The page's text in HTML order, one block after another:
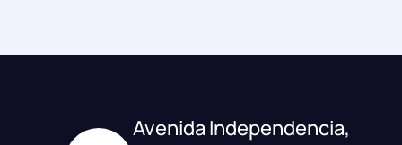
Avenida Independencia,